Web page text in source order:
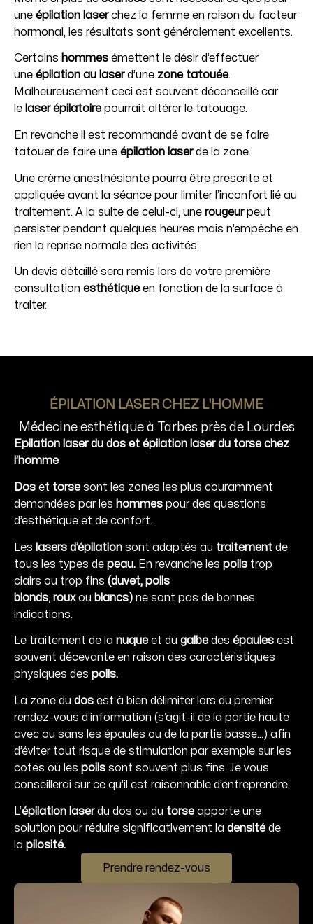
une épilation laserchez la femme en raison du facteur
hormonal, les résultats sont généralement excellents.
Certains hommes émettent le désir d’effectuer
une épilation au laserd’une zone tatouée.
Malheureusement ceci est souvent déconseillé car
le laser épilatoirepourrait altérer le tatouage.
En revanche il est recommandé avant de se faire
tatouer de faire une épilation laserde la zone.
Une crème anesthésiante pourra être prescrite et
appliquée avant la séance pour limiter l’inconfort lié au
traitement. A la suite de celui-ci, une rougeurpeut
persister pendant quelques heures mais n’empêche en
rien la reprise normale des activités.
Un devis détaillé sera remis lors de votre première
consultation esthétiqueen fonction de la surface à
traiter.
ÉPILATION LASER CHEZ L'HOMME
Médecine esthétique à Tarbes près de Lourdes
Epilation laser du dos et épilation laser du torse chez
l’homme
Dos et torsesont les zones les plus couramment
demandées par les hommes pour des questions
d’esthétique et de confort.
Les lasers d’épilation sont adaptés au traitement de
tous les types de peau. En revanche les poils trop
clairs ou trop fins (duvet, poils
blonds, rouxou blancs) ne sont pas de bonnes
indications.
Le traitement de la nuqueet du galbedes épaules est
souvent décevante en raison des caractéristiques
physiques des poils.
La zone du dos est à bien délimiter lors du premier
rendez-vous d’information (s’agit-il de la partie haute
avec ou sans les épaules ou de la partie basse…) afin
d’éviter tout risque de stimulation par exemple sur les
cotés où les poils sont souvent plus fins. Je vous
conseillerai sur ce qu’il est raisonnable d’entreprendre.
L’épilation laserdu dos ou du torseapporte une
solution pour réduire significativement la densitéde
la pilosité.
Prendre rendez-vous